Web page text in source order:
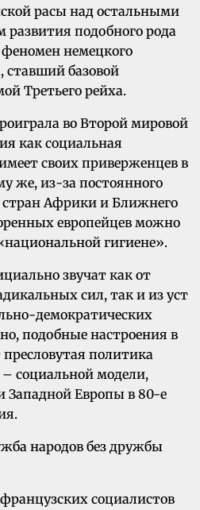
расы над остальными
развития подобного рода
немецкого
базовой
Третьего рейха.
во Второй мировой
как социальная
своих приверженцев в
же, из-за постоянного
стран Африки и Ближнего
европейцев можно
гигиене».
звучат как от
сил, так и из уст
демократических
подобные настроения в
политика
социальной модели,
Западной Европы в 80-е
социалистов